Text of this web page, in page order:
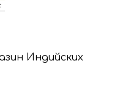
Индийских